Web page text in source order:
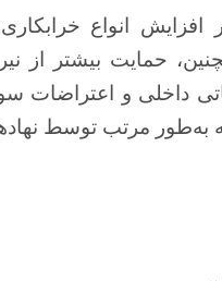
افزایش انواع
حمایت بیشتر از
داخلی و اعتراضات
به‌طور مرتب توسط